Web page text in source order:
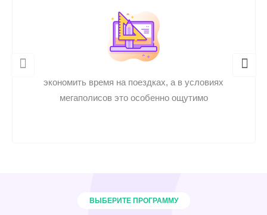
экономить время на поездках, а в условиях
мегаполисов это особенно ощутимо
ВЫБЕРИТЕ ПРОГРАММУ